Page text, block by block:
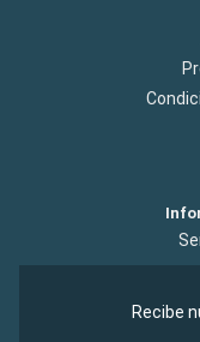
Recibe